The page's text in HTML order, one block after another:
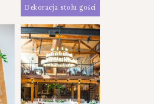
Dekoracja stołu gości